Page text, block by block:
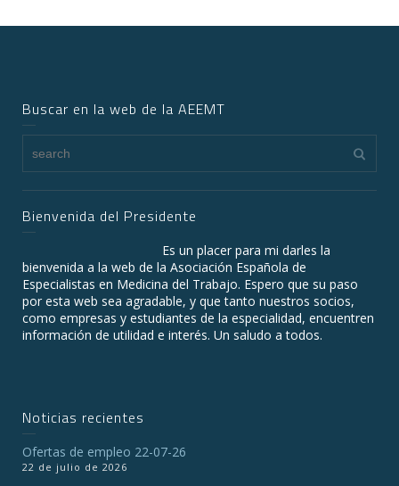
Buscar en la web de la AEEMT
Bienvenida del Presidente
Es un placer para mi darles la
bienvenida a la web de la Asociación Española de
Especialistas en Medicina del Trabajo. Espero que su paso
por esta web sea agradable, y que tanto nuestros socios,
como empresas y estudiantes de la especialidad, encuentren
información de utilidad e interés. Un saludo a todos.
Noticias recientes
Ofertas de empleo 22-07-26
22 de julio de 2026